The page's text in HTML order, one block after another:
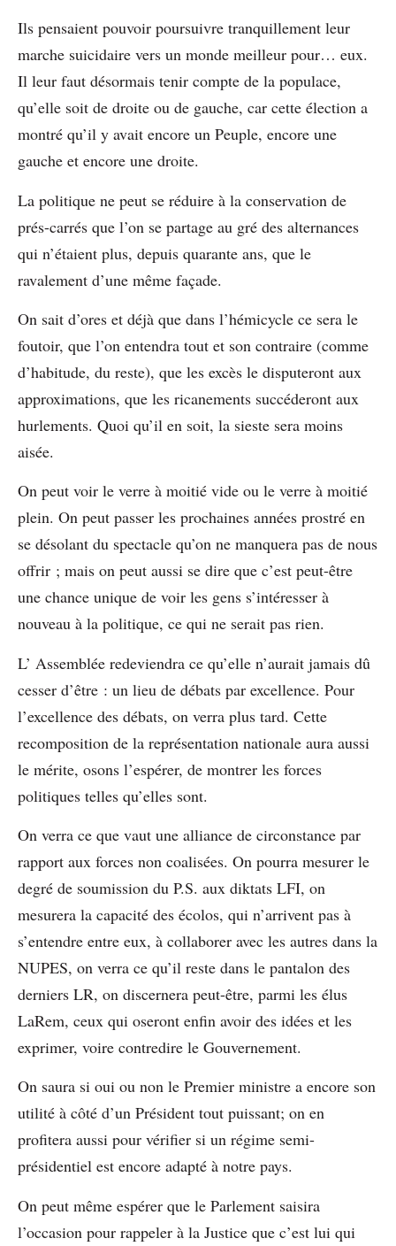
Ils pensaient pouvoir poursuivre tranquillement leur
marche suicidaire vers un monde meilleur pour… eux.
Il leur faut désormais tenir compte de la populace,
qu’elle soit de droite ou de gauche, car cette élection a
montré qu’il y avait encore un Peuple, encore une
gauche et encore une droite.
La politique ne peut se réduire à la conservation de
prés-carrés que l’on se partage au gré des alternances
qui n’étaient plus, depuis quarante ans, que le
ravalement d’une même façade.
On sait d’ores et déjà que dans l’hémicycle ce sera le
foutoir, que l’on entendra tout et son contraire (comme
d’habitude, du reste), que les excès le disputeront aux
approximations, que les ricanements succéderont aux
hurlements. Quoi qu’il en soit, la sieste sera moins
aisée.
On peut voir le verre à moitié vide ou le verre à moitié
plein. On peut passer les prochaines années prostré en
se désolant du spectacle qu’on ne manquera pas de nous
offrir ; mais on peut aussi se dire que c’est peut-être
une chance unique de voir les gens s’intéresser à
nouveau à la politique, ce qui ne serait pas rien.
L’ Assemblée redeviendra ce qu’elle n’aurait jamais dû
cesser d’être : un lieu de débats par excellence. Pour
l’excellence des débats, on verra plus tard. Cette
recomposition de la représentation nationale aura aussi
le mérite, osons l’espérer, de montrer les forces
politiques telles qu’elles sont.
On verra ce que vaut une alliance de circonstance par
rapport aux forces non coalisées. On pourra mesurer le
degré de soumission du P.S. aux diktats LFI, on
mesurera la capacité des écolos, qui n’arrivent pas à
s’entendre entre eux, à collaborer avec les autres dans la
NUPES, on verra ce qu’il reste dans le pantalon des
derniers LR, on discernera peut-être, parmi les élus
LaRem, ceux qui oseront enfin avoir des idées et les
exprimer, voire contredire le Gouvernement.
On saura si oui ou non le Premier ministre a encore son
utilité à côté d’un Président tout puissant; on en
profitera aussi pour vérifier si un régime semi-
présidentiel est encore adapté à notre pays.
On peut même espérer que le Parlement saisira
l’occasion pour rappeler à la Justice que c’est lui qui